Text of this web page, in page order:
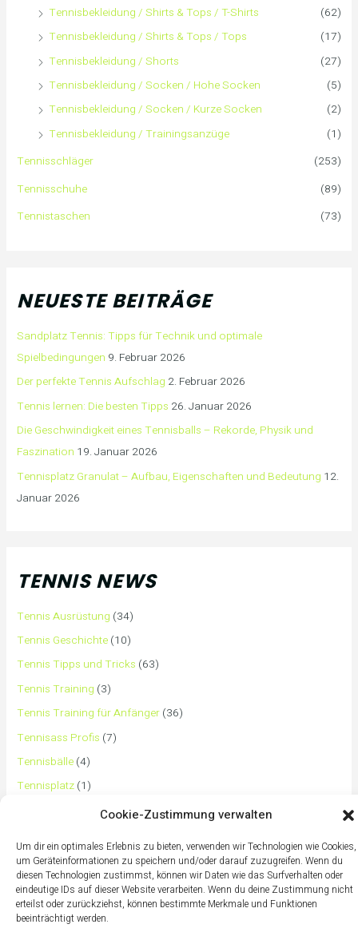
Cookie-Zustimmung verwalten
Um dir ein optimales Erlebnis zu bieten, verwenden wir Technologien wie Cookies,
um Geräteinformationen zu speichern und/oder darauf zuzugreifen. Wenn du
diesen Technologien zustimmst, können wir Daten wie das Surfverhalten oder
eindeutige IDs auf dieser Website verarbeiten. Wenn du deine Zustimmung nicht
erteilst oder zurückziehst, können bestimmte Merkmale und Funktionen
beeinträchtigt werden.
Tennisbekleidung / Shirts & Tops / T-Shirts
(62)
Tennisbekleidung / Shirts & Tops / Tops
(17)
Tennisbekleidung / Shorts
(27)
Tennisbekleidung / Socken / Hohe Socken
(5)
Tennisbekleidung / Socken / Kurze Socken
(2)
Tennisbekleidung / Trainingsanzüge
(1)
Tennisschläger
(253)
Tennisschuhe
(89)
Tennistaschen
(73)
NEUESTE BEITRÄGE
Sandplatz Tennis: Tipps für Technik und optimale
Spielbedingungen 9. Februar 2026
Der perfekte Tennis Aufschlag 2. Februar 2026
Tennis lernen: Die besten Tipps 26. Januar 2026
Die Geschwindigkeit eines Tennisballs – Rekorde, Physik und
Faszination 19. Januar 2026
Tennisplatz Granulat – Aufbau, Eigenschaften und Bedeutung 12.
Januar 2026
TENNIS NEWS
Tennis Ausrüstung (34)
Tennis Geschichte (10)
Tennis Tipps und Tricks (63)
Tennis Training (3)
Tennis Training für Anfänger (36)
Tennisass Profis (7)
Tennisbälle (4)
Tennisplatz (1)
(12)
Tennistaschen(2)
Tennisurlaub(1)